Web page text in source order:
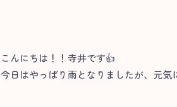
こんにちは！！寺井です👍
今日はやっぱり雨となりましたが、元気